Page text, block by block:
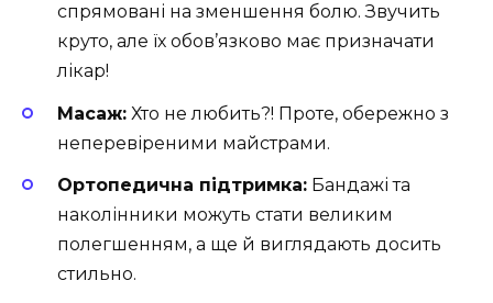
спрямовані на зменшення болю. Звучить
круто, але їх обов’язково має призначати
лікар!
Масаж: Хто не любить?! Проте, обережно з
неперевіреними майстрами.
Ортопедична підтримка: Бандажі та
наколінники можуть стати великим
полегшенням, а ще й виглядають досить
стильно.